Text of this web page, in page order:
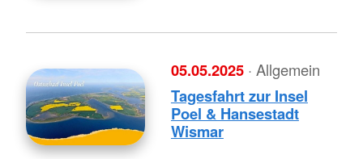
05.05.2025 · Allgemein
Tagesfahrt zur Insel
Poel & Hansestadt
Wismar